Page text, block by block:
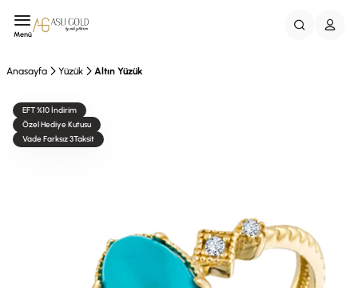
Menü
Anasayfa Yüzük Altın Yüzük
EFT %10 İndirim
Özel Hediye Kutusu
Vade Farksız 3Taksit